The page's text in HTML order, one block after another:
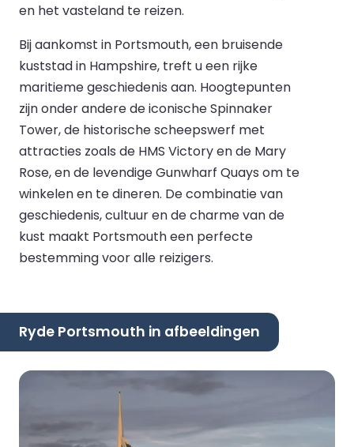
en het vasteland te reizen.
Bij aankomst in Portsmouth, een bruisende
kuststad in Hampshire, treft u een rijke
maritieme geschiedenis aan. Hoogtepunten
zijn onder andere de iconische Spinnaker
Tower, de historische scheepswerf met
attracties zoals de HMS Victory en de Mary
Rose, en de levendige Gunwharf Quays om te
winkelen en te dineren. De combinatie van
geschiedenis, cultuur en de charme van de
kust maakt Portsmouth een perfecte
bestemming voor alle reizigers.
Ryde Portsmouth in afbeeldingen